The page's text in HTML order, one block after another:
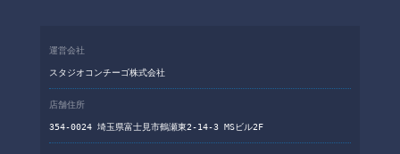
運営会社
スタジオコンチーゴ株式会社
店舗住所
354-0024 埼玉県富士見市鶴瀬東2-14-3 MSビル2F